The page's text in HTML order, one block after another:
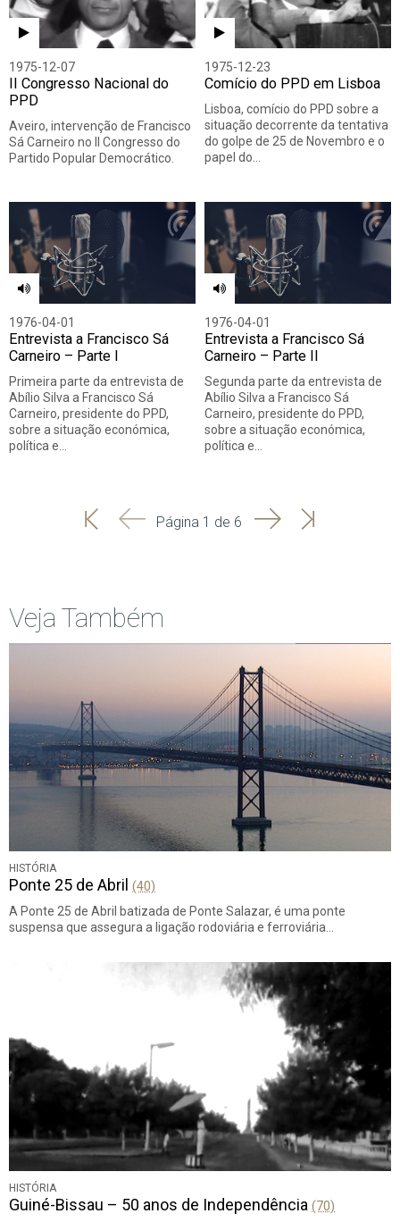
1975-12-07
II Congresso Nacional do
PPD
Aveiro, intervenção de Francisco
Sá Carneiro no II Congresso do
Partido Popular Democrático.
1975-12-23
Comício do PPD em Lisboa
Lisboa, comício do PPD sobre a
situação decorrente da tentativa
do golpe de 25 de Novembro e o
papel do…
1976-04-01
Entrevista a Francisco Sá
Carneiro – Parte I
Primeira parte da entrevista de
Abílio Silva a Francisco Sá
Carneiro, presidente do PPD,
sobre a situação económica,
política e…
1976-04-01
Entrevista a Francisco Sá
Carneiro – Parte II
Segunda parte da entrevista de
Abílio Silva a Francisco Sá
Carneiro, presidente do PPD,
sobre a situação económica,
política e…
'
'
Página 1 de 6 SeguinteÚltima
Veja Também
HISTÓRIA
Ponte 25 de Abril (40)
A Ponte 25 de Abril batizada de Ponte Salazar, é uma ponte
suspensa que assegura a ligação rodoviária e ferroviária…
HISTÓRIA
Guiné-Bissau – 50 anos de Independência (70)